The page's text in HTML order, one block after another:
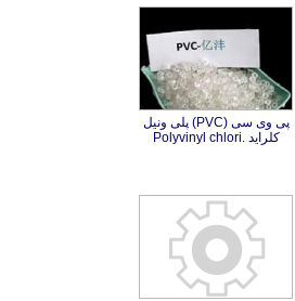
پی وی سی (PVC) پلی ونیل
کلراید .Polyvinyl chlori